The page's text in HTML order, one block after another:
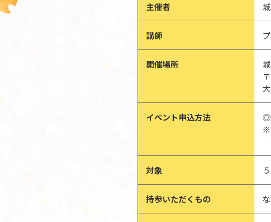
主催者
講師
開催場所
イベント申込方法
◎
※
対象
持参いただくもの